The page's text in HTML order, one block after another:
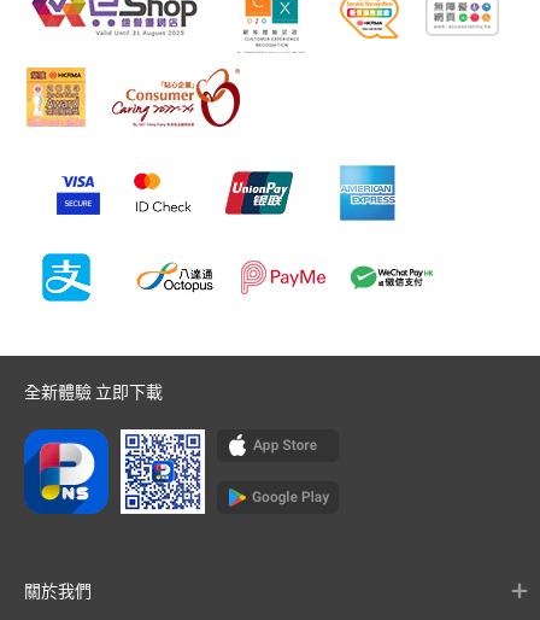
全新體驗 立即下載
關於我們